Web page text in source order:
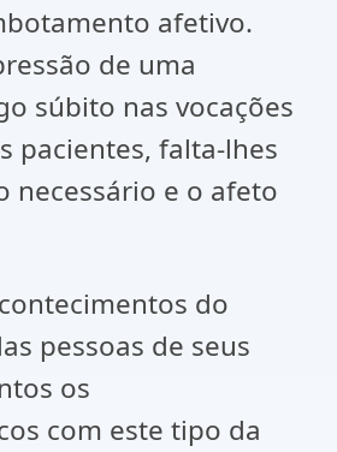
afetivo.
de uma
súbito nas vocações
pacientes, falta-lhes
necessário e o afeto
do
pessoas de seus
os
com este tipo da